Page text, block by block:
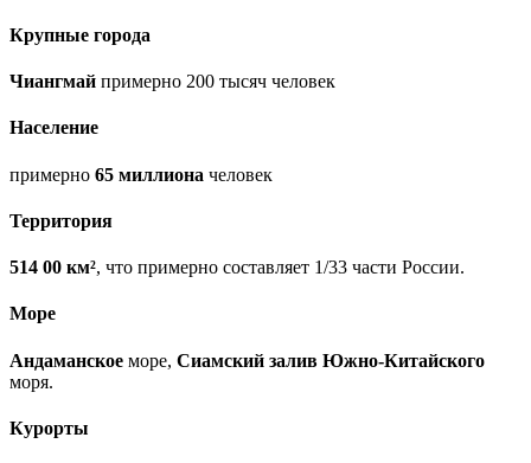
Крупные города
Чиангмай примерно 200 тысяч человек
Население
примерно 65 миллиона человек
Территория
514 00 км², что примерно составляет 1/33 части России.
Море
Андаманское море, Сиамский залив Южно-Китайского
моря.
Курорты